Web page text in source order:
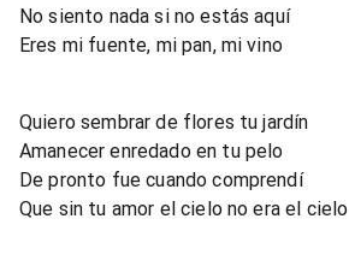
No siento nada si no estás aquí
Eres mi fuente, mi pan, mi vino
Quiero sembrar de flores tu jardín
Amanecer enredado en tu pelo
De pronto fue cuando comprendí
Que sin tu amor el cielo no era el cielo